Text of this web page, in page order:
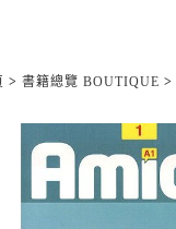
> 書籍總覽 BOUTIQUE >